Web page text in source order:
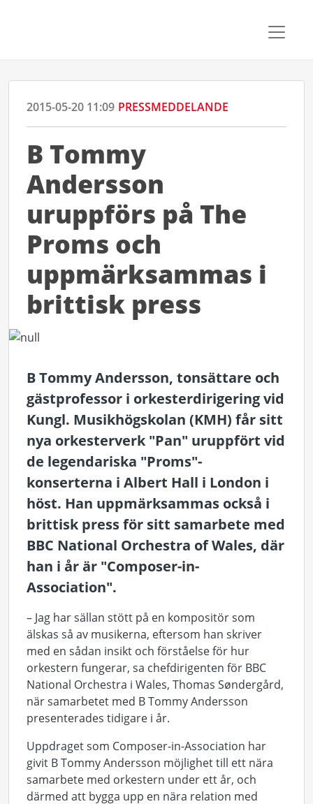
2015-05-20 11:09 PRESSMEDDELANDE
B Tommy
Andersson
uruppförs på The
Proms och
uppmärksammas i
brittisk press
B Tommy Andersson, tonsättare och
gästprofessor i orkesterdirigering vid
Kungl. Musikhögskolan (KMH) får sitt
nya orkesterverk "Pan" uruppfört vid
de legendariska "Proms"-
konserterna i Albert Hall i London i
höst. Han uppmärksammas också i
brittisk press för sitt samarbete med
BBC National Orchestra of Wales, där
han i år är "Composer-in-
Association".
– Jag har sällan stött på en kompositör som
älskas så av musikerna, eftersom han skriver
med en sådan insikt och förståelse för hur
orkestern fungerar, sa chefdirigenten för BBC
National Orchestra i Wales, Thomas Søndergård,
när samarbetet med B Tommy Andersson
presenterades tidigare i år.
Uppdraget som Composer-in-Association har
givit B Tommy Andersson möjlighet till ett nära
samarbete med orkestern under ett år, och
därmed att bygga upp en nära relation med